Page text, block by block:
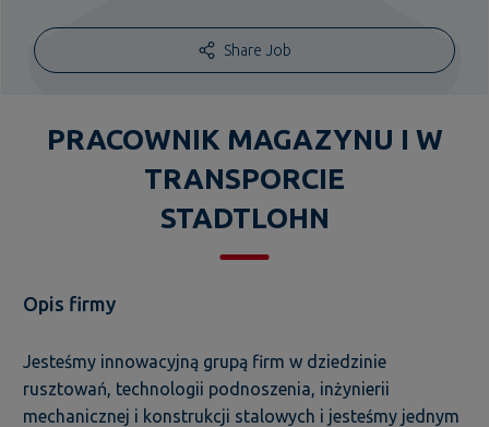
Share Job
PRACOWNIK MAGAZYNU I W
TRANSPORCIE
STADTLOHN
Opis firmy
Jesteśmy innowacyjną grupą firm w dziedzinie
rusztowań, technologii podnoszenia, inżynierii
mechanicznej i konstrukcji stalowych i jesteśmy jednym